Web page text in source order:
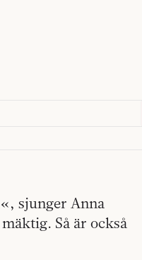
sjunger Anna
Så är också